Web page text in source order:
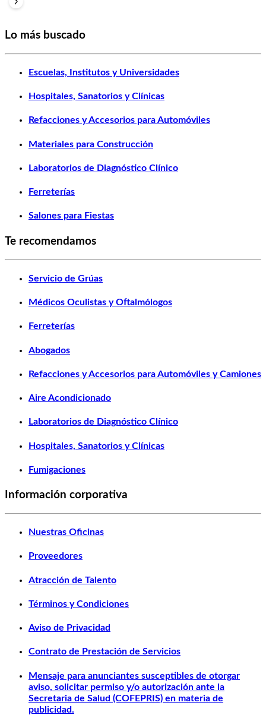
Lo más buscado
Escuelas, Institutos y Universidades
Hospitales, Sanatorios y Clínicas
Refacciones y Accesorios para Automóviles
Materiales para Construcción
Laboratorios de Diagnóstico Clínico
Ferreterías
Salones para Fiestas
Te recomendamos
Servicio de Grúas
Médicos Oculistas y Oftalmólogos
Ferreterías
Abogados
Refacciones y Accesorios para Automóviles y Camiones
Aire Acondicionado
Laboratorios de Diagnóstico Clínico
Hospitales, Sanatorios y Clínicas
Fumigaciones
Información corporativa
Nuestras Oficinas
Proveedores
Atracción de Talento
Términos y Condiciones
Aviso de Privacidad
Contrato de Prestación de Servicios
Mensaje para anunciantes susceptibles de otorgar
aviso, solicitar permiso y/o autorización ante la
Secretaria de Salud (COFEPRIS) en materia de
publicidad.